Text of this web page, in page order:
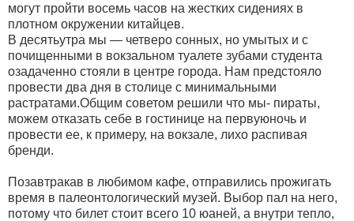
могут пройти восемь часов на жестких сидениях в
плотном окружении китайцев.
В десятьутра мы — четверо сонных, но умытых и с
почищенными в вокзальном туалете зубами студента
озадаченно стояли в центре города. Нам предстояло
провести два дня в столице с минимальными
растратами.Общим советом решили что мы- пираты,
можем отказать себе в гостинице на первуюночь и
провести ее, к примеру, на вокзале, лихо распивая
бренди.
Позавтракав в любимом кафе, отправились прожигать
время в палеонтологический музей. Выбор пал на него,
потому что билет стоит всего 10 юаней, а внутри тепло,